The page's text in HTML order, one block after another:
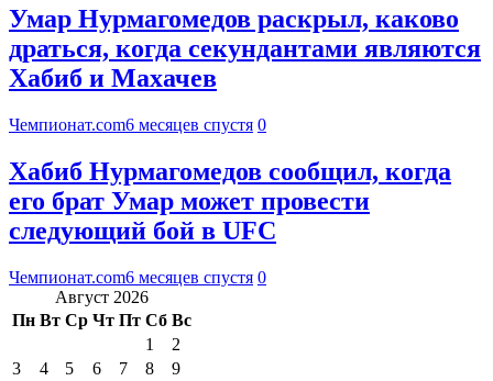
Умар Нурмагомедов раскрыл, каково
драться, когда секундантами являются
Хабиб и Махачев
Чемпионат.com6 месяцев спустя 0
Хабиб Нурмагомедов сообщил, когда
его брат Умар может провести
следующий бой в UFC
Чемпионат.com6 месяцев спустя 0
Август 2026
Пн Вт Ср Чт Пт Сб Вс
1
2
3
4 5 6 7 8
9